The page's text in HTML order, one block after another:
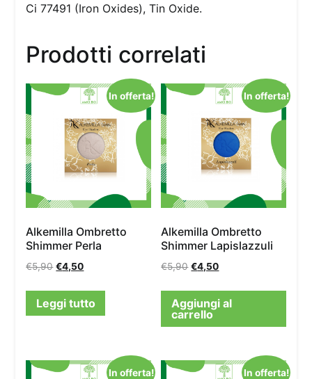
Ci 77491 (Iron Oxides), Tin Oxide.
Prodotti correlati
In offerta!
Alkemilla Ombretto
Shimmer Perla
€5,90 €4,50
Leggi tutto
In offerta!
Alkemilla Ombretto
Shimmer Lapislazzuli
€5,90 €4,50
Aggiungi al
carrello
In offerta! In offerta!